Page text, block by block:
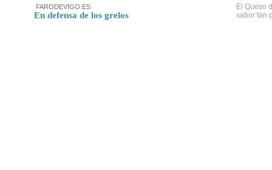
FARODEVIGO.ES
En defensa de los grelos
El Queso
sabor tan